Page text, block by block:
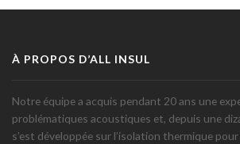
À PROPOS D’ALL INSUL
Notre équipe a acquis pendant 20 ans une
problématiques acoustiques et, depuis une
s’est développée sur l’isolation thermique